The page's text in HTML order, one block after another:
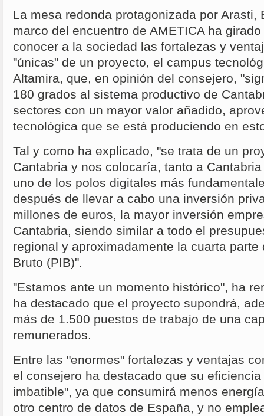
La mesa redonda protagonizada por Arasti,
marco del encuentro de AMETICA ha
conocer a la sociedad las fortalezas y
"únicas" de un proyecto, el campus
Altamira, que, en opinión del consejero,
180 grados al sistema productivo de
sectores con un mayor valor añadido,
tecnológica que se está produciendo en
Tal y como ha explicado, "se trata de un
Cantabria y nos colocaría, tanto a
uno de los polos digitales más
después de llevar a cabo una inversión
millones de euros, la mayor inversión
Cantabria, siendo similar a todo el
regional y aproximadamente la cuarta
Bruto (PIB)".
"Estamos ante un momento histórico", ha
ha destacado que el proyecto supondrá,
más de 1.500 puestos de trabajo de una
remunerados.
Entre las "enormes" fortalezas y ventajas
el consejero ha destacado que su
imbatible", ya que consumirá menos
otro centro de datos de España, y no